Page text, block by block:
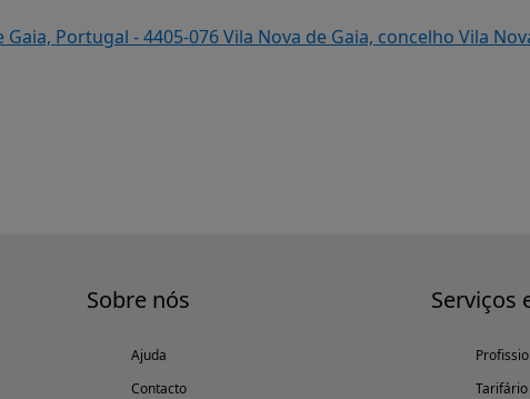
Portugal - 4405-076 Vila Nova de Gaia, concelho Vila
Sobre nós
Ajuda
Contacto
Serviços